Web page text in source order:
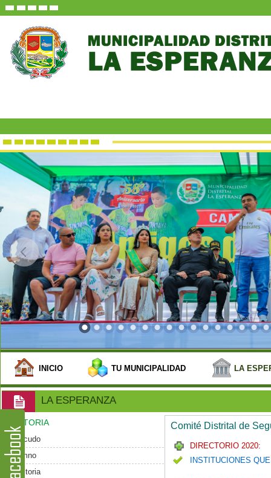
INICIO TU MUNICIPALIDAD LA
LA ESPERANZA
HISTORIA
Escudo
Himno
Historia
Comité Distrital de
DIRECTORIO 2020:
INSTITUCIONES